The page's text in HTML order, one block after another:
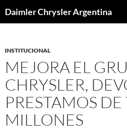
Daimler Chrysler Argentina
INSTITUCIONAL
MEJORA EL
CHRYSLER,
PRESTAMOS
MILLONES